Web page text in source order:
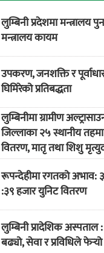
लुम्बिनी प्रदेशमा मन्त्रालय
मन्त्रालय कायम
उपकरण, जनशक्ति र
घिमिरेको प्रतिबद्धता
लुम्बिनीमा ग्रामीण
जिल्लाका २५ स्थानीय
वितरण, मातृ तथा शिशु
रूपन्देहीमा रगतको
:३९ हजार युनिट वितरण
लुम्बिनी प्रादेशिक अस्पताल
बढ्यो, सेवा र प्रविधिले